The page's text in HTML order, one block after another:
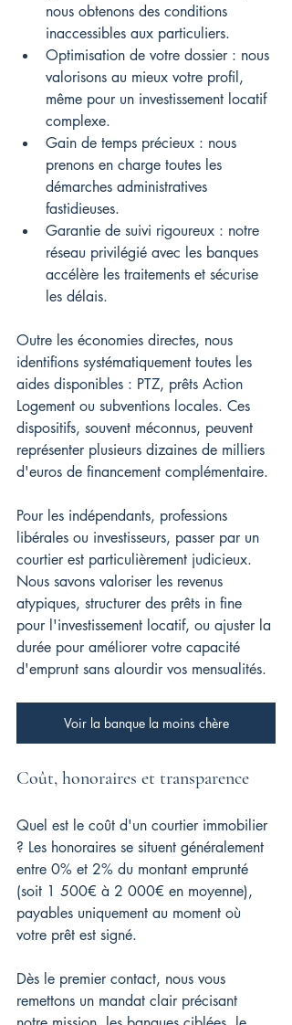
nous obtenons des conditions
inaccessibles aux particuliers.
Optimisation de votre dossier : nous
valorisons au mieux votre profil,
même pour un investissement locatif
complexe.
Gain de temps précieux : nous
prenons en charge toutes les
démarches administratives
fastidieuses.
Garantie de suivi rigoureux : notre
réseau privilégié avec les banques
accélère les traitements et sécurise
les délais.
Outre les économies directes, nous
identifions systématiquement toutes les
aides disponibles : PTZ, prêts Action
Logement ou subventions locales. Ces
dispositifs, souvent méconnus, peuvent
représenter plusieurs dizaines de milliers
d'euros de financement complémentaire.
Pour les indépendants, professions
libérales ou investisseurs, passer par un
courtier est particulièrement judicieux.
Nous savons valoriser les revenus
atypiques, structurer des prêts in fine
pour l'investissement locatif, ou ajuster la
durée pour améliorer votre capacité
d'emprunt sans alourdir vos mensualités.
Voir la banque la moins chère
Coût, honoraires et transparence
Quel est le coût d'un courtier immobilier
? Les honoraires se situent généralement
entre 0% et 2% du montant emprunté
(soit 1 500€ à 2 000€ en moyenne),
payables uniquement au moment où
votre prêt est signé.
Dès le premier contact, nous vous
remettons un mandat clair précisant